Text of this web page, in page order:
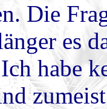
Die
es
habe